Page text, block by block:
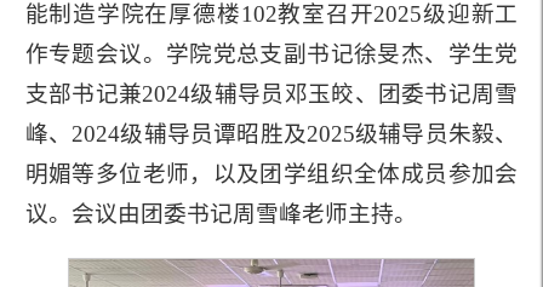
能制造学院在厚德楼102教室召开2025级迎新工
作专题会议。学院党总支副书记徐旻杰、学生党
支部书记兼2024级辅导员邓玉皎、团委书记周雪
峰、2024级辅导员谭昭胜及2025级辅导员朱毅、
明媚等多位老师，以及团学组织全体成员参加会
议。会议由团委书记周雪峰老师主持。